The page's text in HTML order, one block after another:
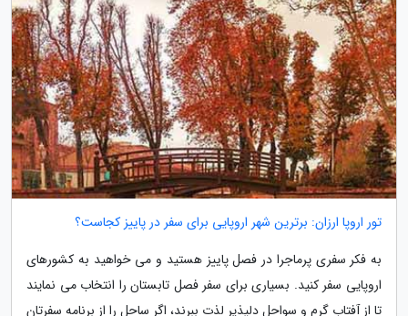
تور اروپا ارزان: برترین شهر اروپایی برای سفر در پاییز کجاست؟
به فکر سفری پرماجرا در فصل پاییز هستید و می خواهید به کشورهای
اروپایی سفر کنید. بسیاری برای سفر فصل تابستان را انتخاب می نمایند
تا از آفتاب گرم و سواحل دلپذیر لذت ببرند، اگر ساحل را از برنامه سفرتان